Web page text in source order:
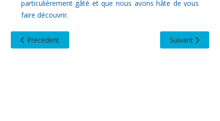
particulièrement gâté et que nous avons hâte de vous
faire découvrir.
Article précédent : Repérage CROISIERE EN MEDITERRANEE
Précédent Article suivant :
Suivant